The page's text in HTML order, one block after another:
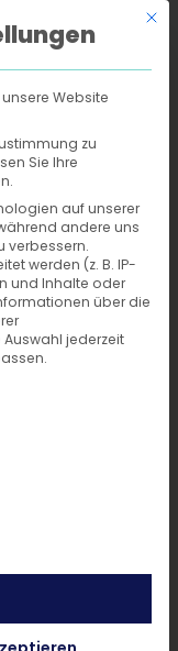
erhalten –
ausfüllen.
eine
kein Warten
Mit
Website
zu
Sie Ihre
auf unserer
andere uns
verbessern.
werden (z. B. IP-
und Inhalte oder
über die
Auswahl jederzeit
für die eine